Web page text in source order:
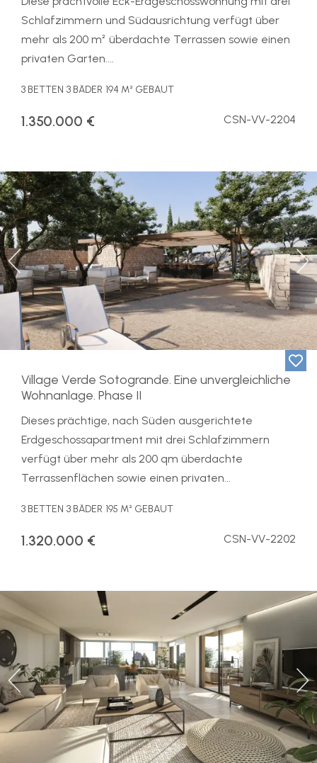
Schlafzimmern und Südausrichtung verfügt über
mehr als 200 m² überdachte Terrassen sowie einen
privaten Garten....
3 BETTEN 3 BÄDER 194 M² GEBAUT
1.350.000 € CSN-VV-2204
Previous
Village Verde Sotogrande. Eine unvergleichliche
Wohnanlage. Phase II
Dieses prächtige, nach Süden ausgerichtete
Erdgeschossapartment mit drei Schlafzimmern
verfügt über mehr als 200 qm überdachte
Terrassenflächen sowie einen privaten...
3 BETTEN 3 BÄDER 195 M² GEBAUT
1.320.000 € CSN-VV-2202
Previous